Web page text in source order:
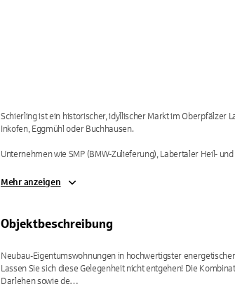
Schierling ist ein historischer, idyllischer Markt im Oberpfälzer
Inkofen, Eggmühl oder Buchhausen.
Unternehmen wie SMP (BMW-Zulieferung), Labertaler Heil-
Mehr anzeigen
Objektbeschreibung
Neubau-Eigentumswohnungen in hochwertigster
Lassen Sie sich diese Gelegenheit nicht entgehen! Die
Darlehen sowie de…